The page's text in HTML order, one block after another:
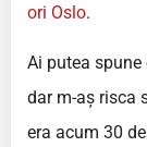
ori Oslo.
Ai putea
dar m-aș risca
era acum 30